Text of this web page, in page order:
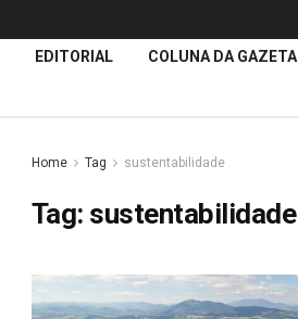
EDITORIAL COLUNA DA GAZETA
Home Tag sustentabilidade
Tag: sustentabilidade